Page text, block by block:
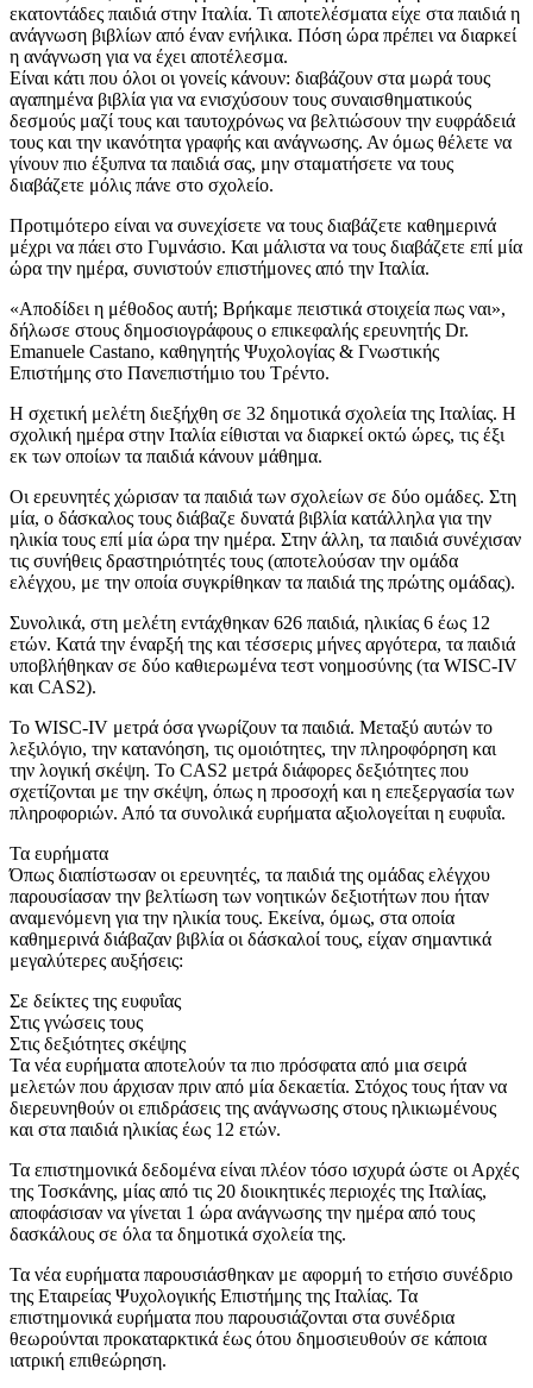
εκατοντάδες παιδιά στην Ιταλία. Τι αποτελέσματα είχε στα παιδιά η
ανάγνωση βιβλίων από έναν ενήλικα. Πόση ώρα πρέπει να διαρκεί
η ανάγνωση για να έχει αποτέλεσμα.
Είναι κάτι που όλοι οι γονείς κάνουν: διαβάζουν στα μωρά τους
αγαπημένα βιβλία για να ενισχύσουν τους συναισθηματικούς
δεσμούς μαζί τους και ταυτοχρόνως να βελτιώσουν την ευφράδειά
τους και την ικανότητα γραφής και ανάγνωσης. Αν όμως θέλετε να
γίνουν πιο έξυπνα τα παιδιά σας, μην σταματήσετε να τους
διαβάζετε μόλις πάνε στο σχολείο.
Προτιμότερο είναι να συνεχίσετε να τους διαβάζετε καθημερινά
μέχρι να πάει στο Γυμνάσιο. Και μάλιστα να τους διαβάζετε επί μία
ώρα την ημέρα, συνιστούν επιστήμονες από την Ιταλία.
«Αποδίδει η μέθοδος αυτή; Βρήκαμε πειστικά στοιχεία πως ναι»,
δήλωσε στους δημοσιογράφους ο επικεφαλής ερευνητής Dr.
Emanuele Castano, καθηγητής Ψυχολογίας & Γνωστικής
Επιστήμης στο Πανεπιστήμιο του Τρέντο.
Η σχετική μελέτη διεξήχθη σε 32 δημοτικά σχολεία της Ιταλίας. Η
σχολική ημέρα στην Ιταλία είθισται να διαρκεί οκτώ ώρες, τις έξι
εκ των οποίων τα παιδιά κάνουν μάθημα.
Οι ερευνητές χώρισαν τα παιδιά των σχολείων σε δύο ομάδες. Στη
μία, ο δάσκαλος τους διάβαζε δυνατά βιβλία κατάλληλα για την
ηλικία τους επί μία ώρα την ημέρα. Στην άλλη, τα παιδιά συνέχισαν
τις συνήθεις δραστηριότητές τους (αποτελούσαν την ομάδα
ελέγχου, με την οποία συγκρίθηκαν τα παιδιά της πρώτης ομάδας).
Συνολικά, στη μελέτη εντάχθηκαν 626 παιδιά, ηλικίας 6 έως 12
ετών. Κατά την έναρξή της και τέσσερις μήνες αργότερα, τα παιδιά
υποβλήθηκαν σε δύο καθιερωμένα τεστ νοημοσύνης (τα WISC-IV
και CAS2).
Το WISC-IV μετρά όσα γνωρίζουν τα παιδιά. Μεταξύ αυτών το
λεξιλόγιο, την κατανόηση, τις ομοιότητες, την πληροφόρηση και
την λογική σκέψη. Το CAS2 μετρά διάφορες δεξιότητες που
σχετίζονται με την σκέψη, όπως η προσοχή και η επεξεργασία των
πληροφοριών. Από τα συνολικά ευρήματα αξιολογείται η ευφυΐα.
Τα ευρήματα
Όπως διαπίστωσαν οι ερευνητές, τα παιδιά της ομάδας ελέγχου
παρουσίασαν την βελτίωση των νοητικών δεξιοτήτων που ήταν
αναμενόμενη για την ηλικία τους. Εκείνα, όμως, στα οποία
καθημερινά διάβαζαν βιβλία οι δάσκαλοί τους, είχαν σημαντικά
μεγαλύτερες αυξήσεις:
Σε δείκτες της ευφυΐας
Στις γνώσεις τους
Στις δεξιότητες σκέψης
Τα νέα ευρήματα αποτελούν τα πιο πρόσφατα από μια σειρά
μελετών που άρχισαν πριν από μία δεκαετία. Στόχος τους ήταν να
διερευνηθούν οι επιδράσεις της ανάγνωσης στους ηλικιωμένους
και στα παιδιά ηλικίας έως 12 ετών.
Τα επιστημονικά δεδομένα είναι πλέον τόσο ισχυρά ώστε οι Αρχές
της Τοσκάνης, μίας από τις 20 διοικητικές περιοχές της Ιταλίας,
αποφάσισαν να γίνεται 1 ώρα ανάγνωσης την ημέρα από τους
δασκάλους σε όλα τα δημοτικά σχολεία της.
Τα νέα ευρήματα παρουσιάσθηκαν με αφορμή το ετήσιο συνέδριο
της Εταιρείας Ψυχολογικής Επιστήμης της Ιταλίας. Τα
επιστημονικά ευρήματα που παρουσιάζονται στα συνέδρια
θεωρούνται προκαταρκτικά έως ότου δημοσιευθούν σε κάποια
ιατρική επιθεώρηση.